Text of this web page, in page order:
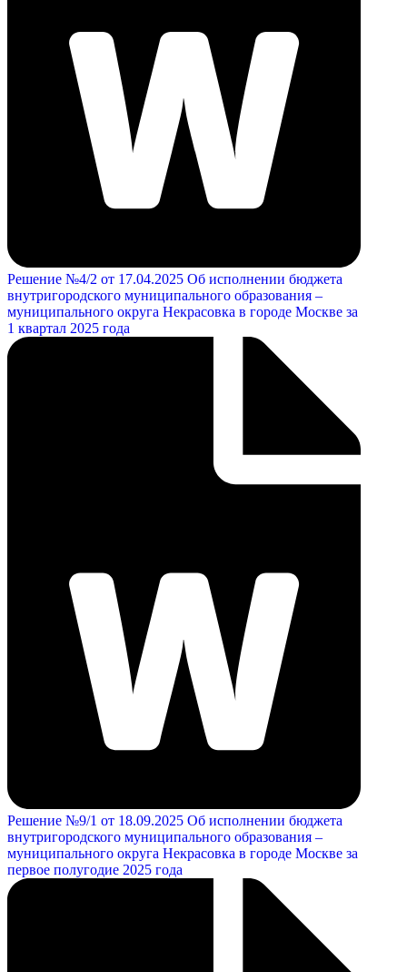
Решение №4/2 от 17.04.2025 Об исполнении бюджета
внутригородского муниципального образования –
муниципального округа Некрасовка в городе Москве за
1 квартал 2025 года
Решение №9/1 от 18.09.2025 Об исполнении бюджета
внутригородского муниципального образования –
муниципального округа Некрасовка в городе Москве за
первое полугодие 2025 года